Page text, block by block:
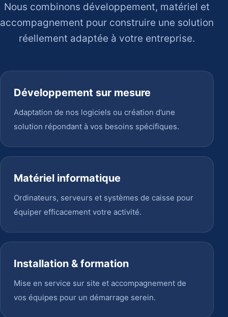
Nous combinons développement, matériel et
accompagnement pour construire une solution
réellement adaptée à votre entreprise.
Développement sur mesure
Adaptation de nos logiciels ou création d’une
solution répondant à vos besoins spécifiques.
Matériel informatique
Ordinateurs, serveurs et systèmes de caisse pour
équiper efficacement votre activité.
Installation & formation
Mise en service sur site et accompagnement de
vos équipes pour un démarrage serein.